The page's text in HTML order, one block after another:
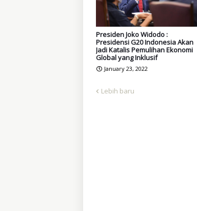
Presiden Joko Widodo :
Presidensi G20 Indonesia Akan
Jadi Katalis Pemulihan Ekonomi
Global yang Inklusif
January 23, 2022
Lebih baru